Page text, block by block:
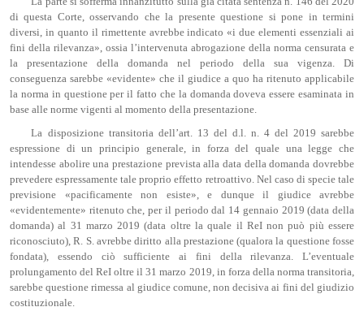
di questa Corte, osservando che la presente questione si pone in termini
diversi, in quanto il rimettente avrebbe indicato «i due elementi essenziali ai
fini della rilevanza», ossia l’intervenuta abrogazione della norma censurata e
la presentazione della domanda nel periodo della sua vigenza. Di
conseguenza sarebbe «evidente» che il giudice a quo ha ritenuto applicabile
la norma in questione per il fatto che la domanda doveva essere esaminata in
base alle norme vigenti al momento della presentazione.
La disposizione transitoria dell’art. 13 del d.l. n. 4 del 2019 sarebbe
espressione di un principio generale, in forza del quale una legge che
intendesse abolire una prestazione prevista alla data della domanda dovrebbe
prevedere espressamente tale proprio effetto retroattivo. Nel caso di specie tale
previsione «pacificamente non esiste», e dunque il giudice avrebbe
«evidentemente» ritenuto che, per il periodo dal 14 gennaio 2019 (data della
domanda) al 31 marzo 2019 (data oltre la quale il ReI non può più essere
riconosciuto), R. S. avrebbe diritto alla prestazione (qualora la questione fosse
fondata), essendo ciò sufficiente ai fini della rilevanza. L’eventuale
prolungamento del ReI oltre il 31 marzo 2019, in forza della norma transitoria,
sarebbe questione rimessa al giudice comune, non decisiva ai fini del giudizio
costituzionale.